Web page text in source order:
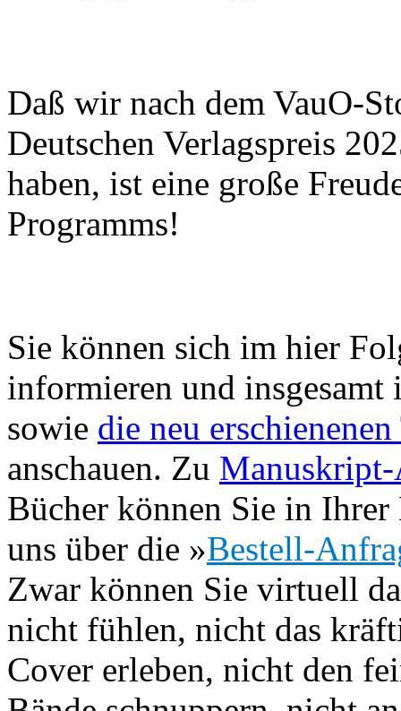
Daß wir nach dem VauO-
Deutschen Verlagspreis
haben, ist eine große
Programms!
Sie können sich im hier
informieren und insgesamt
sowie die neu
anschauen. Zu
Bücher können Sie in
uns über die »Bestell-
Zwar können Sie virtuell
nicht fühlen, nicht das
Cover erleben, nicht den